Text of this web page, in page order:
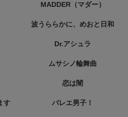
MADDER（マダー）
波うららかに、めおと日和
Dr.アシュラ
ムサシノ輪舞曲
恋は闇
す バレエ男子！